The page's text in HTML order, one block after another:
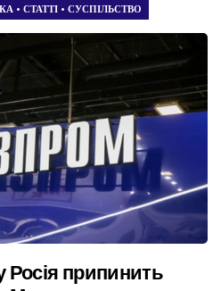
• СТАТТІ • СУСПІЛЬСТВО
Росія припинить